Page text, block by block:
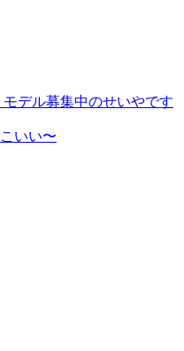
デル募集中のせいやです
いい〜